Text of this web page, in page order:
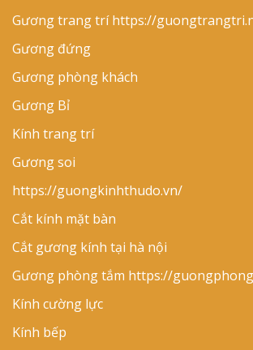
Gương trang tríhttps://
Gương đứng
Gương phòng khách
Gương Bỉ
Kính trang trí
Gương soi
https://guongkinhthudo.vn/
Cắt kính mặt bàn
Cắt gương kính tại hà nội
Gương phòng tắm https://
Kính cường lực
Kính bếp